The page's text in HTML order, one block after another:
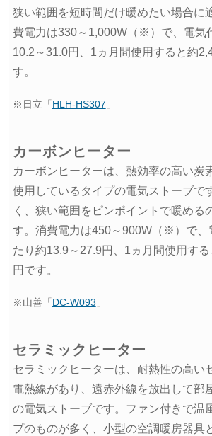
狭い範囲を短時間だけ暖めたい場合に
費電力は330～1,000W（※）で、電気
10.2～31.0円、1ヵ月間使用すると約
す。
※日立「 HLH-HS307 」
カーボンヒーター
カーボンヒーターは、熱効率の高い炭
使用しているタイプの電気ストーブで
く、狭い範囲をピンポイントで暖める
す。消費電力は450～900W（※）で、
たり約13.9～27.9円、1ヵ月間使用す
円です。
※山善「 DC-W093 」
セラミックヒーター
セラミックヒーターは、耐熱性の高い
電熱線があり、遠赤外線を放出して部
の電気ストーブです。ファン付きで温
プのものが多く、小型の空調暖房器具